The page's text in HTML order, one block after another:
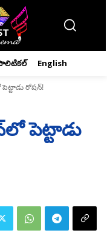
English
రోషన్‌!
పెట్టాడు